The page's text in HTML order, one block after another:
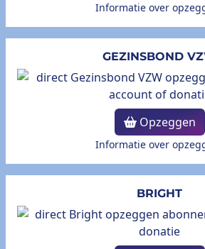
Informatie over
GEZINSBOND
Opzeggen
Informatie over
BRIGHT